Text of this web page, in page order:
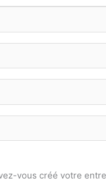
vous créé votre